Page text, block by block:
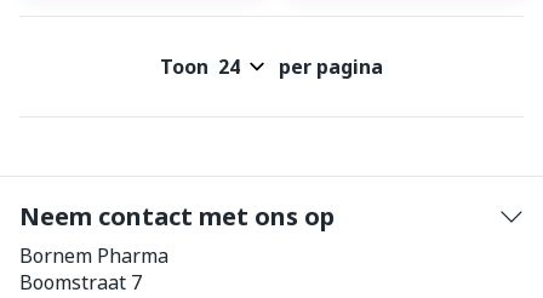
Toon per pagina
Neem contact met ons op
Bornem Pharma
Boomstraat 7